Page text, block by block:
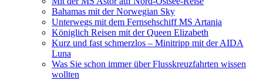
Bahamas mit der Norwegian Sky
Unterwegs mit dem Fernsehschiff MS Artania
Königlich Reisen mit der Queen Elizabeth
Kurz und fast schmerzlos – Minitripp mit der AIDA
Luna
Was Sie schon immer über Flusskreuzfahrten wissen
wollten